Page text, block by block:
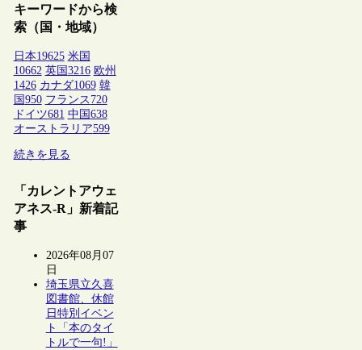
キーワードから検
索（国・地域）
日本19625 米国
10662 英国 3216 欧州
1426 カナダ1069 韓
国 950 フランス 720
ドイツ681 中国 638
オーストラリア599
続きを見る
「カレントアウェ
アネス-R」新着記
事
2026年08月07
日
埼玉県立久喜
図書館、休館
日特別イベン
ト「本のタイ
トルで一句!」